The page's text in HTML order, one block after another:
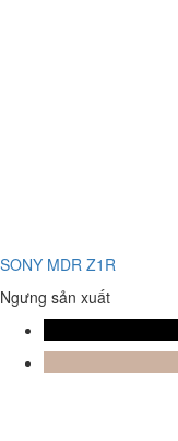
SONY MDR Z1R
Ngưng sản xuất